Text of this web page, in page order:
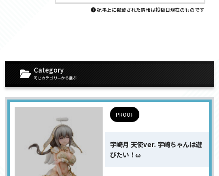
記事上に掲載された情報は投稿日現在のものです
Category
同じカテゴリーから選ぶ
PROOF
宇崎月 天使ver. 宇崎ちゃんは遊
びたい！ω